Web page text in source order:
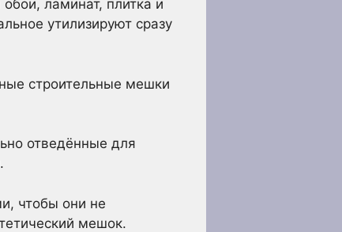
ламинат, плитка и
утилизируют сразу
строительные мешки
отведённые для
чтобы они не
мешок.